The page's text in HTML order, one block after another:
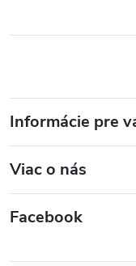
Informácie pre
Viac o nás
Facebook